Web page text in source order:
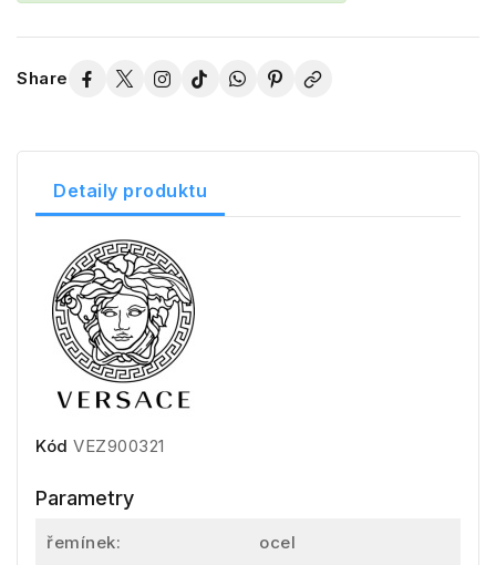
Share
Detaily produktu
Kód VEZ900321
Parametry
řemínek: ocel